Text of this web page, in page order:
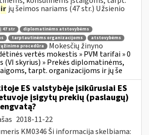
ir jų šeimos nariams (47 str.) Užsienio
47 str
diplomatinėms atstovybėms
tarptautinėms organizacijoms
atstovybėms
procedūra
Mokesčių žinyno
vertės mokestis » PVM tarifai » 0
(VI skyrius) » Prekės diplomatinėms,
tarpt. organizacijoms ir jų še
ES valstybėje įsikūrusiai ES
įsigytų prekių (paslaugų)
2018-11-22
KM0346 Ši informacija skelbiama: